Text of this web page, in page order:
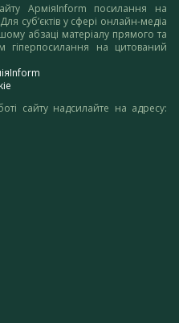
АрміяInform посилання на
суб’єктів у сфері онлайн-медіа
абзаці матеріалу прямого та
гіперпосилання на цитований
сайту надсилайте на адресу: